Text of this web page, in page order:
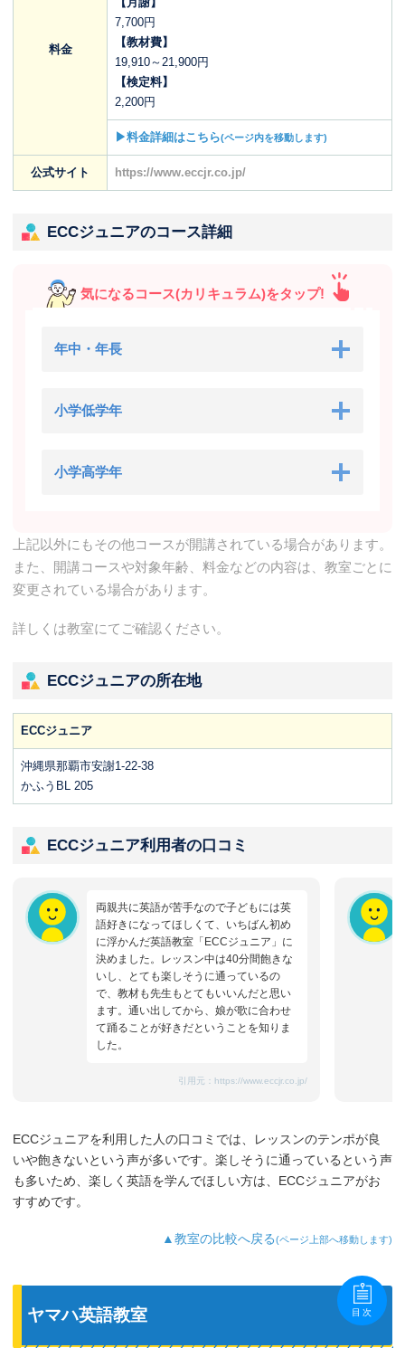
料金
7,700円
【教材費】
19,910～21,900円
【検定料】
2,200円
▶料金詳細はこちら(ページ内を移動します)
公式サイト https://www.eccjr.co.jp/
ECCジュニアのコース詳細
気になるコース(カリキュラム)をタップ!
年中・年長
小学低学年
小学高学年
上記以外にもその他コースが開講されている場合があります。
また、開講コースや対象年齢、料金などの内容は、教室ごとに
変更されている場合があります。
詳しくは教室にてご確認ください。
ECCジュニアの所在地
ECCジュニア
沖縄県那覇市安謝1-22-38
かふうBL 205
ECCジュニア利用者の口コミ
両親共に英語が苦手なので子どもには英
語好きになってほしくて、いちばん初め
に浮かんだ英語教室「ECCジュニア」に
決めました。レッスン中は40分間飽きな
いし、とても楽しそうに通っているの
で、教材も先生もとてもいいんだと思い
ます。通い出してから、娘が歌に合わせ
て踊ることが好きだということを知りま
した。
引用元： https://www.eccjr.co.jp/
ECCジュニアを利用した人の口コミでは、レッスンのテンポが良
いや飽きないという声が多いです。楽しそうに通っているという声
も多いため、楽しく英語を学んでほしい方は、ECCジュニアがお
すすめです。
▲教室の比較へ戻る(ページ上部へ移動します)
ヤマハ英語教室 目次